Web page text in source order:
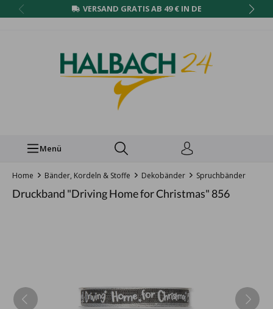
VERSAND GRATIS AB 49 € IN DE
Menü
Home Bänder, Kordeln & Stoffe Dekobänder Spruchbänder
Druckband "Driving Home for Christmas" 856